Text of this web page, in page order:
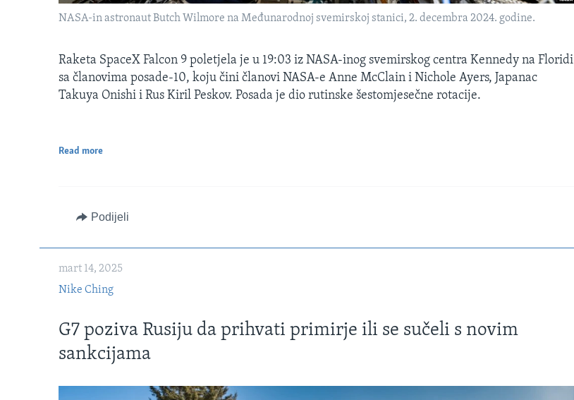
NASA-in astronaut Butch Wilmore na Međunarodnoj svemirskoj stanici, 2. decembra 2024. godine.
Raketa SpaceX Falcon 9 poletjela je u 19:03 iz NASA-inog svemirskog centra Kennedy na Floridi
sa članovima posade-10, koju čini članovi NASA-e Anne McClain i Nichole Ayers, Japanac
Takuya Onishi i Rus Kiril Peskov. Posada je dio rutinske šestomjesečne rotacije.
Read more
Podijeli
mart 14, 2025
Nike Ching
G7 poziva Rusiju da prihvati primirje ili se sučeli s novim
sankcijama